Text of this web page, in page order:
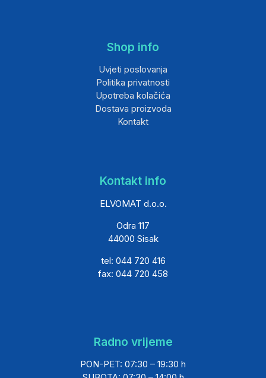
Shop info
Uvjeti poslovanja
Politika privatnosti
Upotreba kolačića
Dostava proizvoda
Kontakt
Kontakt info
ELVOMAT d.o.o.
Odra 117
44000 Sisak
tel: 044 720 416
fax: 044 720 458
Radno vrijeme
PON-PET: 07:30 – 19:30 h